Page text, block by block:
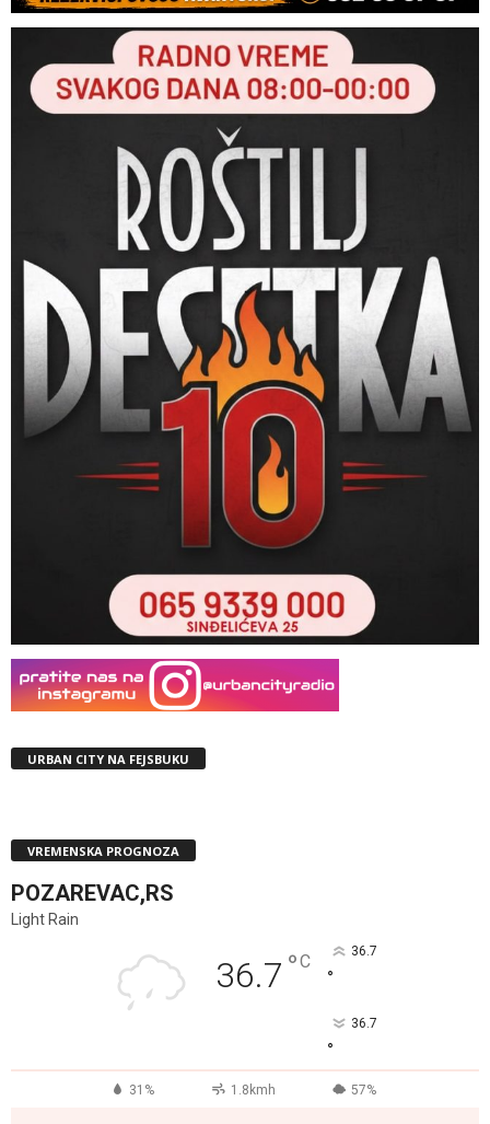
URBAN CITY NA FEJSBUKU
VREMENSKA PROGNOZA
POZAREVAC,RS
Light Rain
36.7 °C 36.7
°
36.7
°
31% 1.8kmh 57%